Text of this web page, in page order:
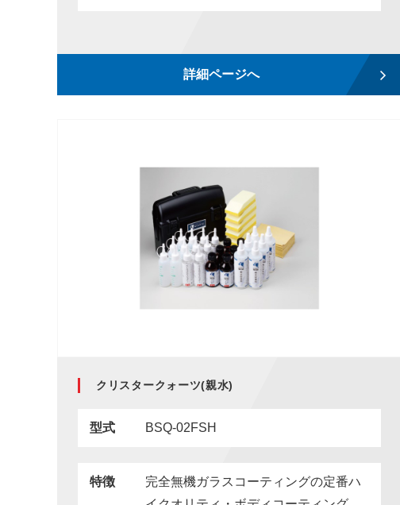
詳細ページへ
クリスタークォーツ(親水)
型式 BSQ-02FSH
特徴
完全無機ガラスコーティングの定番ハ